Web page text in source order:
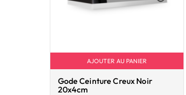
AJOUTER AU PANIER
Gode Ceinture Creux Noir
20x4cm